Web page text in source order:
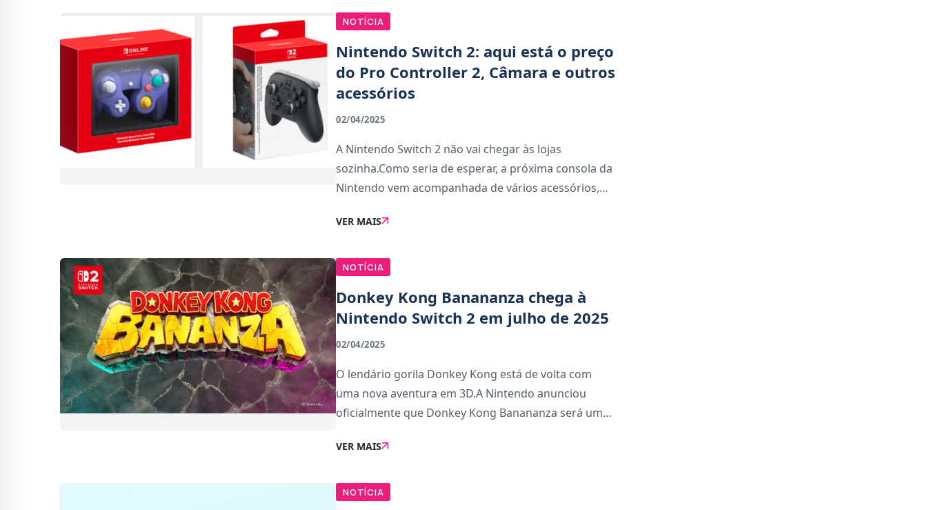
NOTÍCIA
Nintendo Switch 2: aqui está o preço
do Pro Controller 2, Câmara e outros
acessórios
02/04/2025
A Nintendo Switch 2 não vai chegar às lojas
sozinha.Como seria de esperar, a próxima consola da
Nintendo vem acompanhada de vários acessórios,
GameChat, uma nova funcionalidade integrada na
VER MAIS
NOTÍCIA
Donkey Kong Banananza chega à
Nintendo Switch 2 em julho de 2025
02/04/2025
O lendário gorila Donkey Kong está de volta com
uma nova aventura em 3D.A Nintendo anunciou
oficialmente que Donkey Kong Banananza será um
Switch 2. De forma aproveitar todo o potencial da
VER MAIS
NOTÍCIA